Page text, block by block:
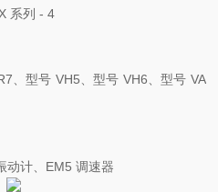
系列 - 4
、型号 VH5、型号 VH6、型号 VA
动计、EM5 调速器